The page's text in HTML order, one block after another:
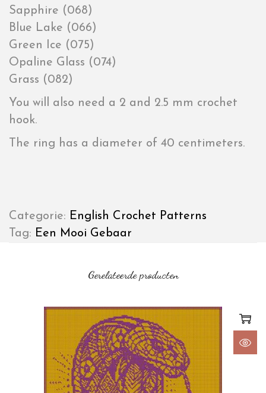
Sapphire (068)
Blue Lake (066)
Green Ice (075)
Opaline Glass (074)
Grass (082)
You will also need a 2 and 2.5 mm crochet
hook.
The ring has a diameter of 40 centimeters.
Categorie: English Crochet Patterns
Tag: Een Mooi Gebaar
Gerelateerde producten